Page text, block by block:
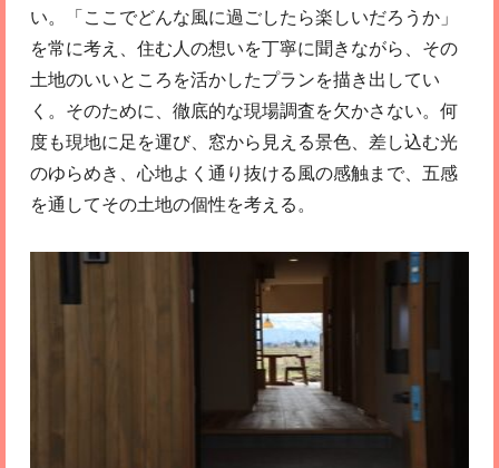
い。「ここでどんな風に過ごしたら楽しいだろうか」
を常に考え、住む人の想いを丁寧に聞きながら、その
土地のいいところを活かしたプランを描き出してい
く。そのために、徹底的な現場調査を欠かさない。何
度も現地に足を運び、窓から見える景色、差し込む光
のゆらめき、心地よく通り抜ける風の感触まで、五感
を通してその土地の個性を考える。